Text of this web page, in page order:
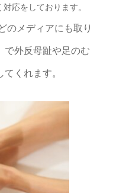
応をしております。
のメディアにも取り
で外反母趾や足のむ
くれます。